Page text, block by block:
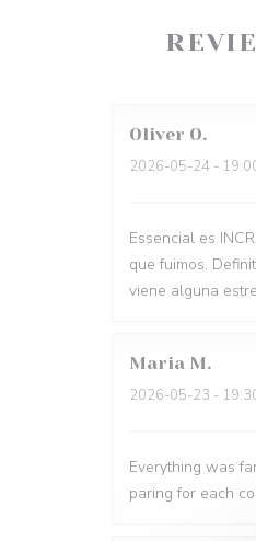
Oliver O
2026-05-24 -
Essencial es
que fuimos.
viene alguna
Maria M
2026-05-23 -
Everything was
paring for each